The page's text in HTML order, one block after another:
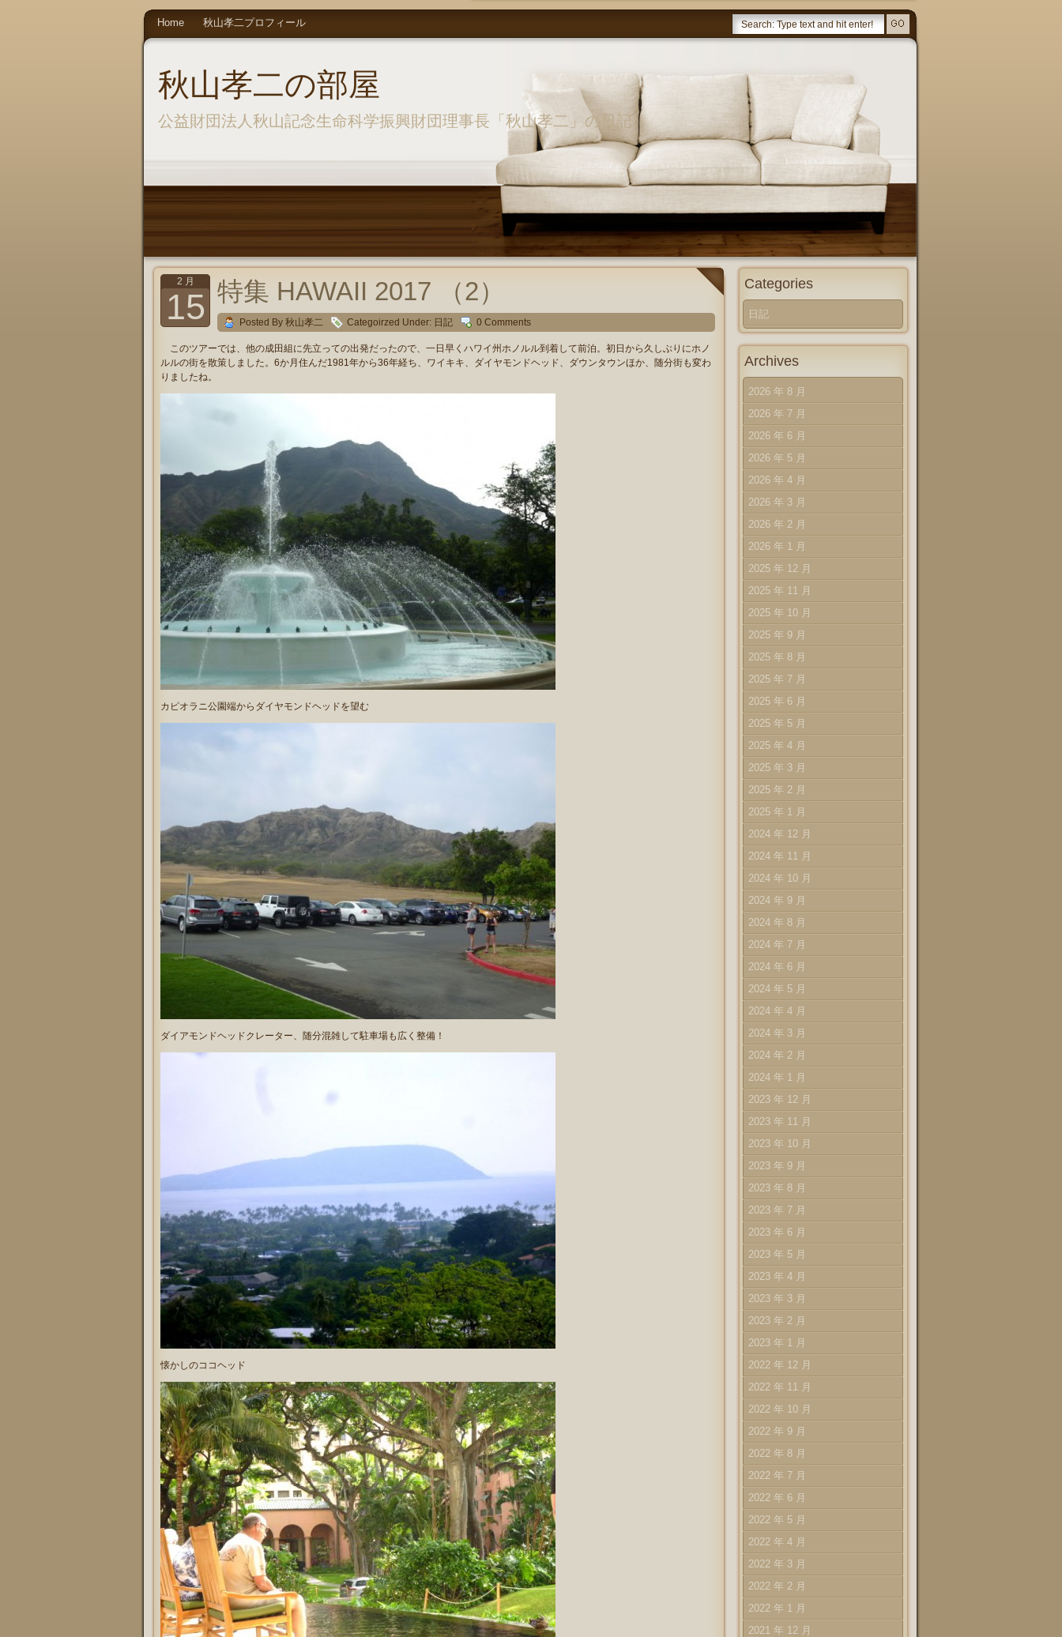
秋山孝二の部屋
公益財団法人秋山記念生命科学振興財団理事長「秋山孝二」の日記
Home 秋山孝二プロフィール
2 月
15 特集 HAWAII 2017 （2）
Posted By 秋山孝二 Categoirzed Under: 日記 0 Comments
このツアーでは、他の成田組に先立っての出発だったので、一日早くハワイ州ホノルル到着して前泊。初日から久しぶりにホノ
ルルの街を散策しました。6か月住んだ1981年から36年経ち、ワイキキ、ダイヤモンドヘッド、ダウンタウンほか、随分街も変わ
りましたね。
カピオラニ公園端からダイヤモンドヘッドを望む
ダイアモンドヘッドクレーター、随分混雑して駐車場も広く整備！
懐かしのココヘッド
Categories
日記
Archives
2026 年 8 月
2026 年 7 月
2026 年 6 月
2026 年 5 月
2026 年 4 月
2026 年 3 月
2026 年 2 月
2026 年 1 月
2025 年 12 月
2025 年 11 月
2025 年 10 月
2025 年 9 月
2025 年 8 月
2025 年 7 月
2025 年 6 月
2025 年 5 月
2025 年 4 月
2025 年 3 月
2025 年 2 月
2025 年 1 月
2024 年 12 月
2024 年 11 月
2024 年 10 月
2024 年 9 月
2024 年 8 月
2024 年 7 月
2024 年 6 月
2024 年 5 月
2024 年 4 月
2024 年 3 月
2024 年 2 月
2024 年 1 月
2023 年 12 月
2023 年 11 月
2023 年 10 月
2023 年 9 月
2023 年 8 月
2023 年 7 月
2023 年 6 月
2023 年 5 月
2023 年 4 月
2023 年 3 月
2023 年 2 月
2023 年 1 月
2022 年 12 月
2022 年 11 月
2022 年 10 月
2022 年 9 月
2022 年 8 月
2022 年 7 月
2022 年 6 月
2022 年 5 月
2022 年 4 月
2022 年 3 月
2022 年 2 月
2022 年 1 月
2021 年 12 月